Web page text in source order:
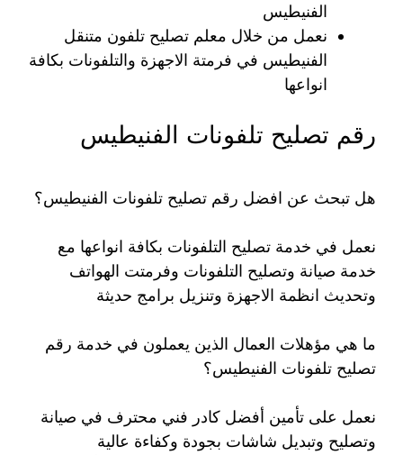
الفنيطيس
نعمل من خلال معلم تصليح تلفون متنقل
الفنيطيس في فرمتة الاجهزة والتلفونات بكافة
انواعها
رقم تصليح تلفونات الفنيطيس
هل تبحث عن افضل رقم تصليح تلفونات الفنيطيس؟
نعمل في خدمة تصليح التلفونات بكافة انواعها مع
خدمة صيانة وتصليح التلفونات وفرمتت الهواتف
وتحديث انظمة الاجهزة وتنزيل برامج حديثة
ما هي مؤهلات العمال الذين يعملون في خدمة رقم
تصليح تلفونات الفنيطيس؟
نعمل على تأمين أفضل كادر فني محترف في صيانة
وتصليح وتبديل شاشات بجودة وكفاءة عالية